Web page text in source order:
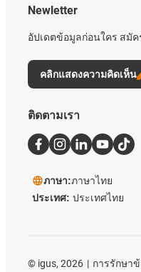
Newletter
อัปเดตข้อมูลก่อนใคร สมั
คลิกแสดงความคิดเห็น
ติดตามเรา
ภาษา:ภาษาไทย
ประเทศ: ประเทศไทย
© igus, 2026 การรักษา